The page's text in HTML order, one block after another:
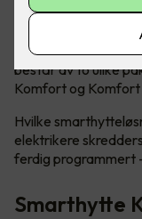
Moderne teknologi
Micro Matic har nå
består av to ulike
Komfort og Komfort
Hvilke
elektrikere
ferdig programmert
Smarthytte